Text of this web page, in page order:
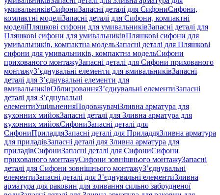
умивальниківСифониЗапасні деталі для СифониСифони,
компактні моделіЗапасні деталі для Сифони, компактні
моделіПляшкові сифони для умивальниківЗапасні деталі для
Пляшкові сифони для умивальниківПляшкові сифони для
умивальників, компактна модельЗапасні деталі для Пляшкові
сифони для умивальників, компактна модельСифони
прихованого монтажуЗапасні деталі для Сифони прихованого
монтажуЗ’єднувальні елементи для вмивальниківЗапасні
деталі для З’єднувальні елементи для
вмивальниківОблицюванняЗ’єднувальні елементиЗапасні
деталі для З’єднувальні
елементиУщільненняПодовжувачіЗливна арматура для
кухонних мийокЗапасні деталі для Зливна арматура для
кухонних мийокСифониЗапасні деталі для
СифониПриладдяЗапасні деталі для ПриладдяЗливна арматура
для приладівЗапасні деталі для Зливна арматура для
приладівСифониЗапасні деталі для СифониСифони
прихованого монтажуСифони зовнішнього монтажуЗапасні
деталі для Сифони зовнішнього монтажуЗ’єднувальні
елементиЗапасні деталі для З’єднувальні елементиЗливна
арматура для раковин для зливання сильно забрудненої